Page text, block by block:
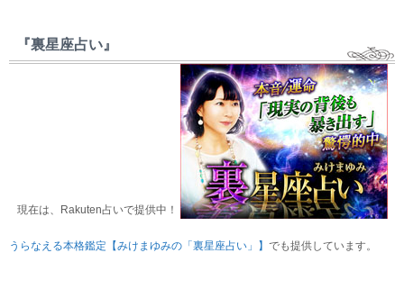
『裏星座占い』
現在は、Rakuten占いで提供中！
うらなえる本格鑑定【みけまゆみの「裏星座占い」】 でも提供しています。